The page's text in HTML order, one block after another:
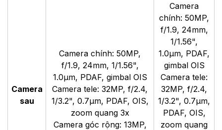
Camera
sau
Camera chính: 50MP,
f/1.9, 24mm, 1/1.56",
1.0µm, PDAF, gimbal OIS
Camera tele: 32MP, f/2.4,
1/3.2", 0.7µm, PDAF, OIS,
zoom quang 3x
Camera góc rộng: 13MP,
Camera
chính: 50MP,
f/1.9, 24mm,
1/1.56",
1.0µm, PDAF,
gimbal OIS
Camera tele:
32MP, f/2.4,
1/3.2", 0.7µm,
PDAF, OIS,
zoom quang